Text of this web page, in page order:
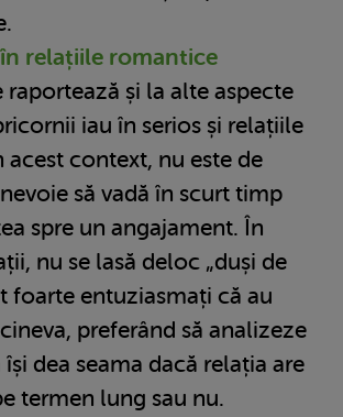
relațiile romantice
raportează și la alte aspecte
iau în serios și relațiile
acest context, nu este de
să vadă în scurt timp
spre un angajament. În
nu se lasă deloc „duși de
foarte entuziasmați că au
preferând să analizeze
dea seama dacă relația are
termen lung sau nu.